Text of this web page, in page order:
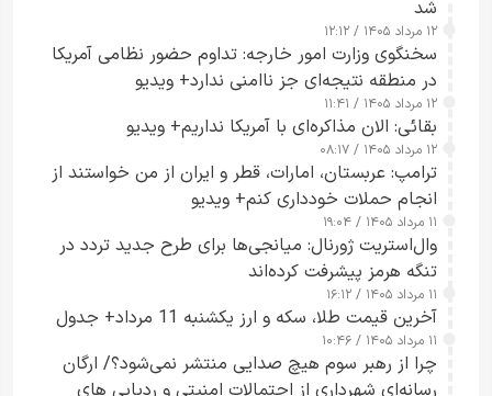
شد
۱۲ مرداد ۱۴۰۵ / ۱۲:۱۲
سخنگوی وزارت امور خارجه: تداوم حضور نظامی آمریکا
در منطقه نتیجه‌ای جز ناامنی ندارد+ ویدیو
۱۲ مرداد ۱۴۰۵ / ۱۱:۴۱
بقائی: الان مذاکره‌ای با آمریکا نداریم+ ویدیو
۱۲ مرداد ۱۴۰۵ / ۰۸:۱۷
ترامپ: عربستان، امارات، قطر و ایران از من خواستند از
انجام حملات خودداری کنم+ ویدیو
۱۱ مرداد ۱۴۰۵ / ۱۹:۰۴
وال‌استریت ژورنال: میانجی‌ها برای طرح جدید تردد در
تنگه هرمز پیشرفت کرده‌اند
۱۱ مرداد ۱۴۰۵ / ۱۶:۱۲
آخرین قیمت طلا، سکه و ارز یکشنبه 11 مرداد+ جدول
۱۱ مرداد ۱۴۰۵ / ۱۰:۴۶
چرا از رهبر سوم هیچ صدایی منتشر نمی‌شود؟/ ارگان
رسانه‌ای شهرداری از احتمالات امنیتی و ردیابی های